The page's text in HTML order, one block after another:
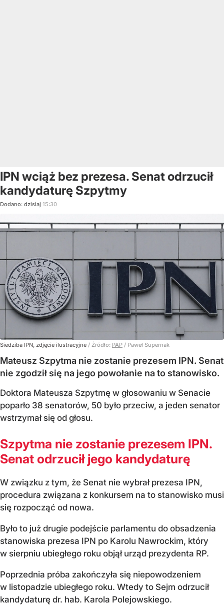
IPN wciąż bez prezesa. Senat odrzucił
kandydaturę Szpytmy
Dodano: dzisiaj 15:30
Siedziba IPN, zdjęcie ilustracyjne / Źródło: PAP / Paweł Supernak
Mateusz Szpytma nie zostanie prezesem IPN. Senat
nie zgodził się na jego powołanie na to stanowisko.
Doktora Mateusza Szpytmę w głosowaniu w Senacie
poparło 38 senatorów, 50 było przeciw, a jeden senator
wstrzymał się od głosu.
Szpytma nie zostanie prezesem IPN.
Senat odrzucił jego kandydaturę
W związku z tym, że Senat nie wybrał prezesa IPN,
procedura związana z konkursem na to stanowisko musi
się rozpocząć od nowa.
Było to już drugie podejście parlamentu do obsadzenia
stanowiska prezesa IPN po Karolu Nawrockim, który
w sierpniu ubiegłego roku objął urząd prezydenta RP.
Poprzednia próba zakończyła się niepowodzeniem
w listopadzie ubiegłego roku. Wtedy to Sejm odrzucił
kandydaturę dr. hab. Karola Polejowskiego.